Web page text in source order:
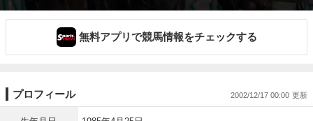
無料アプリで競馬情報をチェックする
プロフィール 2002/12/17 00:00